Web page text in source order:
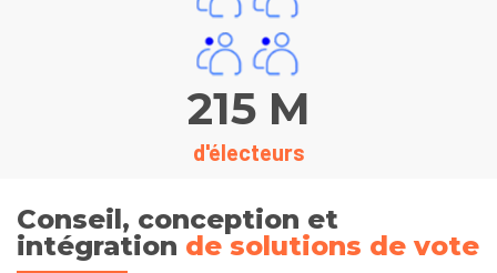
215M
d'électeurs
Conseil, conception et
intégration de solutions de vote